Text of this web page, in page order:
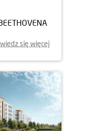
się więcej